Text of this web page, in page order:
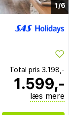
1/6
Total pris 3.198,-
1.599,-
læs mere